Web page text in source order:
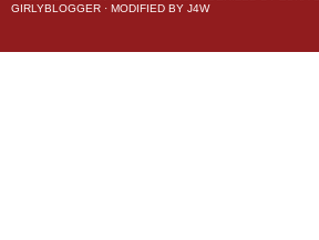
GIRLYBLOGGER · MODIFIED BY J4W